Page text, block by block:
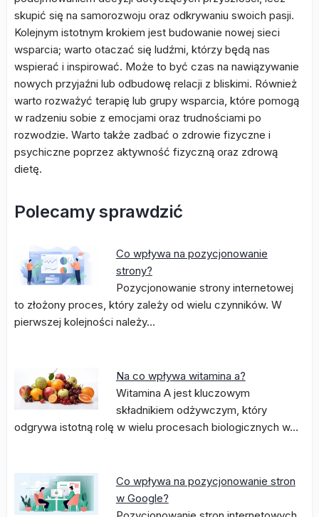
skupić się na samorozwoju oraz odkrywaniu swoich pasji.
Kolejnym istotnym krokiem jest budowanie nowej sieci
wsparcia; warto otaczać się ludźmi, którzy będą nas
wspierać i inspirować. Może to być czas na nawiązywanie
nowych przyjaźni lub odbudowę relacji z bliskimi. Również
warto rozważyć terapię lub grupy wsparcia, które pomogą
w radzeniu sobie z emocjami oraz trudnościami po
rozwodzie. Warto także zadbać o zdrowie fizyczne i
psychiczne poprzez aktywność fizyczną oraz zdrową
dietę.
Polecamy sprawdzić
Co wpływa na pozycjonowanie
strony?
Pozycjonowanie strony internetowej
to złożony proces, który zależy od wielu czynników. W
pierwszej kolejności należy…
Na co wpływa witamina a?
Witamina A jest kluczowym
składnikiem odżywczym, który
odgrywa istotną rolę w wielu procesach biologicznych w…
Co wpływa na pozycjonowanie stron
w Google?